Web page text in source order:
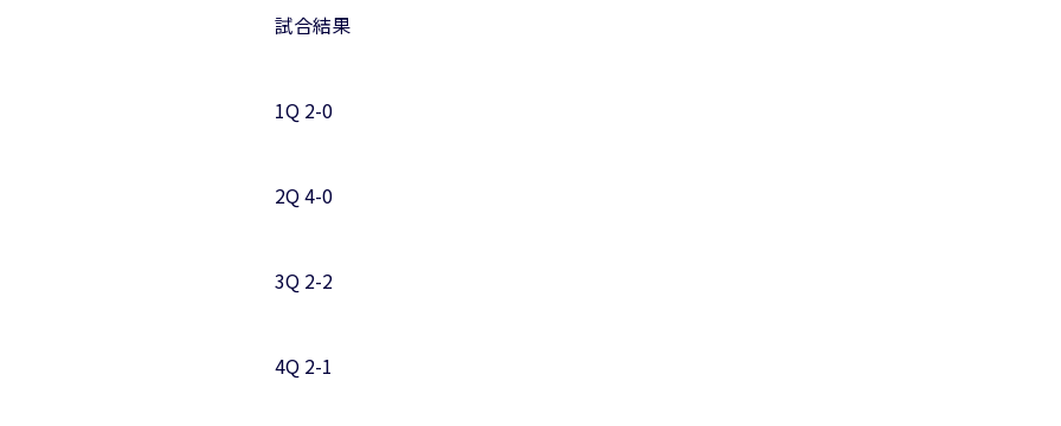
試合結果
1Q 2-0
2Q 4-0
3Q 2-2
4Q 2-1